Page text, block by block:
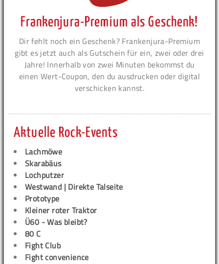
Frankenjura-Premium als Geschenk!
Dir fehlt noch ein Geschenk? Frankenjura-Premium
gibt es jetzt auch als Gutschein für ein, zwei oder drei
Jahre! Innerhalb von zwei Minuten bekommst du
einen Wert-Coupon, den du ausdrucken oder digital
verschicken kannst.
Aktuelle Rock-Events
Lachmöwe
Skarabäus
Lochputzer
Westwand | Direkte Talseite
Prototype
Kleiner roter Traktor
Ü60 - Was bleibt?
80 C
Fight Club
Fight convenience